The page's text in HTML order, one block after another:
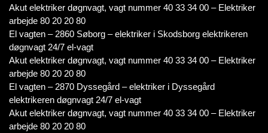
Akut elektriker døgnvagt, vagt nummer 40 33 34 00 – Elektriker
arbejde 80 20 20 80
El vagten – 2860 Søborg – elektriker i Skodsborg elektrikeren
døgnvagt 24/7 el-vagt
Akut elektriker døgnvagt, vagt nummer 40 33 34 00 – Elektriker
arbejde 80 20 20 80
El vagten – 2870 Dyssegård – elektriker i Dyssegård
elektrikeren døgnvagt 24/7 el-vagt
Akut elektriker døgnvagt, vagt nummer 40 33 34 00 – Elektriker
arbejde 80 20 20 80